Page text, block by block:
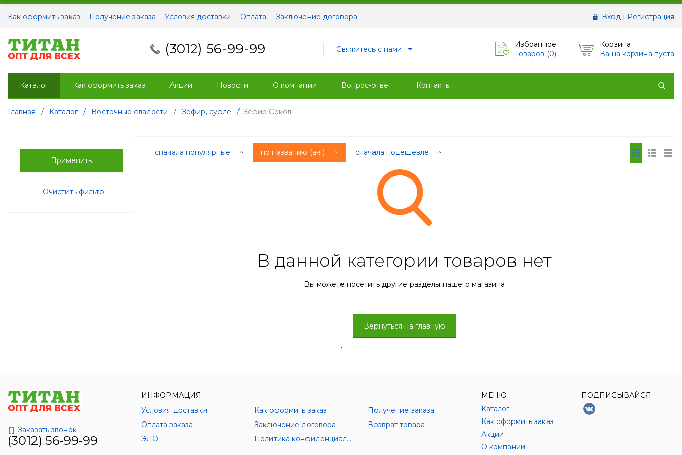
Вход | Регистрация
Как оформить заказ Получение заказа Условия доставки Оплата Заключение договора
(3012) 56-99-99 Свяжитесь с нами
Избранное
Товаров (0)
Корзина
Ваша корзина пуста
Каталог Как оформить заказ Акции Новости О компании Вопрос-ответ Контакты
Главная / Каталог / Восточные сладости / Зефир, суфле / Зефир Сокол
сначала популярные по названию (а-я)
сначала подешевле
Применить
Очистить фильтр
В данной категории товаров нет
Вы можете посетить другие разделы нашего магазина
Вернуться на главную
.
Заказать звонок
(3012) 56-99-99
ИНФОРМАЦИЯ
Условия доставки
Как оформить заказ
Получение заказа
Оплата заказа
Заключение договора
Возврат товара
ЭДО
Политика конфиденциальности
МЕНЮ
Каталог
Как оформить заказ
Акции
О компании
ПОДПИСЫВАЙСЯ